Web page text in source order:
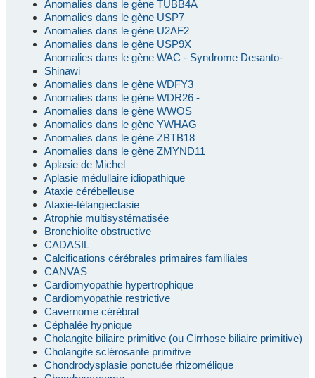
Anomalies dans le gène TUBB4A
Anomalies dans le gène USP7
Anomalies dans le gène U2AF2
Anomalies dans le gène USP9X
Anomalies dans le gène WAC - Syndrome Desanto-
Shinawi
Anomalies dans le gène WDFY3
Anomalies dans le gène WDR26 -
Anomalies dans le gène WWOS
Anomalies dans le gène YWHAG
Anomalies dans le gène ZBTB18
Anomalies dans le gène ZMYND11
Aplasie de Michel
Aplasie médullaire idiopathique
Ataxie cérébelleuse
Ataxie-télangiectasie
Atrophie multisystématisée
Bronchiolite obstructive
CADASIL
Calcifications cérébrales primaires familiales
CANVAS
Cardiomyopathie hypertrophique
Cardiomyopathie restrictive
Cavernome cérébral
Céphalée hypnique
Cholangite biliaire primitive (ou Cirrhose biliaire primitive)
Cholangite sclérosante primitive
Chondrodysplasie ponctuée rhizomélique